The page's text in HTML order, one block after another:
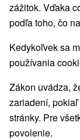
Vyberte
Obce a mesta
Kaluža(2)
zážitok. Vďaka
podľa toho, čo
Kedykoľvek sa
používania
Zákon uvádza,
zariadení,
stránky. Pre
povolenie.